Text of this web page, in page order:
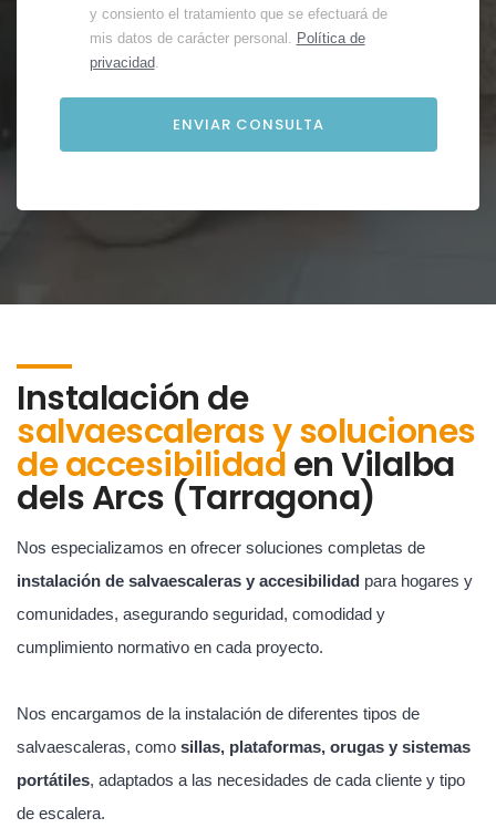
y consiento el tratamiento que se efectuará de
mis datos de carácter personal. Política de
privacidad.
Instalación de
salvaescaleras y soluciones
de accesibilidadenVilalba
dels Arcs (Tarragona)
Nos especializamos en ofrecer soluciones completas de
instalación de salvaescaleras y accesibilidad para hogares y
comunidades, asegurando seguridad, comodidad y
cumplimiento normativo en cada proyecto.
Nos encargamos de la instalación de diferentes tipos de
salvaescaleras, como sillas, plataformas, orugas y sistemas
portátiles, adaptados a las necesidades de cada cliente y tipo
de escalera.